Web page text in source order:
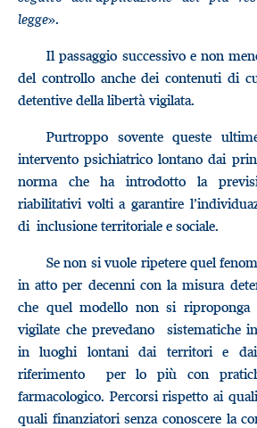
legge».
Il passaggio successivo e non
del controllo anche dei contenuti di
detentive della libertà vigilata.
Purtroppo sovente queste
intervento psichiatrico lontano dai
norma che ha introdotto la
riabilitativi volti a garantire
di inclusione territoriale e sociale.
Se non si vuole ripetere quel
in atto per decenni con la misura
che quel modello non si riproponga
vigilate che prevedano sistematiche
in luoghi lontani dai territori e
riferimento per lo più con
farmacologico. Percorsi rispetto ai
quali finanziatori senza conoscere la